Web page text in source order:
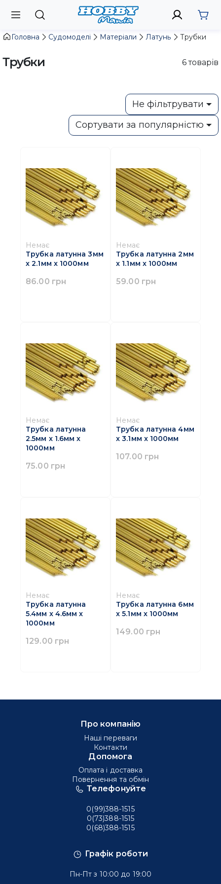
Головна Судомоделі Матеріали Латунь Трубки
Трубки 6товарів
Не фільтрувати
Сортувати за популярністю
Немає
Трубка латунна 3мм
x 2.1мм x 1000мм
86.00 грн
Немає
Трубка латунна 2мм
x 1.1мм x 1000мм
59.00 грн
Немає
Трубка латунна
2.5мм x 1.6мм x
1000мм
75.00 грн
Немає
Трубка латунна 4мм
x 3.1мм x 1000мм
107.00 грн
Немає
Трубка латунна
5.4мм x 4.6мм x
1000мм
129.00 грн
Немає
Трубка латунна 6мм
x 5.1мм x 1000мм
149.00 грн
Графік роботи
Пн-Пт з 10:00 до 19:00
Телефонуйте
0(99)388-1515
0(73)388-1515
0(68)388-1515
Про компанію
Наші переваги
Контакти
Допомога
Оплата і доставка
Повернення та обмін